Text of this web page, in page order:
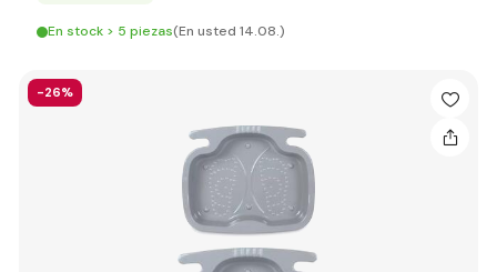
En stock > 5 piezas(En usted 14.08.)
-26%